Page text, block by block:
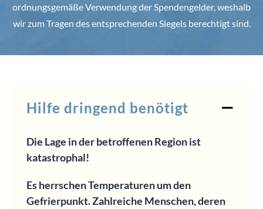
ordnungsgemäße Verwendung der Spendengelder, weshalb
wir zum Tragen des entsprechenden Siegels berechtigt sind.
Hilfe dringend benötigt
Die Lage in der betroffenen Region ist
katastrophal!
Es herrschen Temperaturen um den
Gefrierpunkt. Zahlreiche Menschen, deren